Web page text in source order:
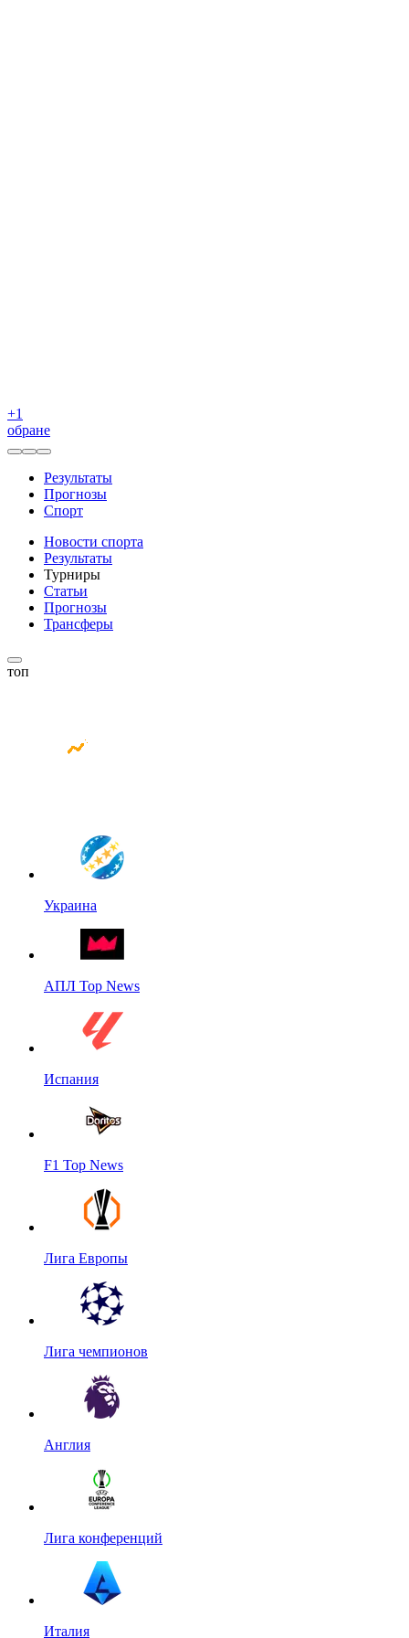
+1
обране
Результаты
Прогнозы
Спорт
Новости спорта
Результаты
Турниры
Статьи
Прогнозы
Трансферы
топ
Украина
АПЛ Top News
Испания
F1 Top News
Лига Европы
Лига чемпионов
Англия
Лига конференций
Италия